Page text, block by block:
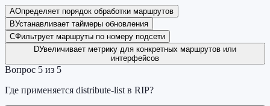
AОпределяет порядок обработки маршрутов
BУстанавливает таймеры обновления
CФильтрует маршруты по номеру подсети
DУвеличивает метрику для конкретных маршрутов или
интерфейсов
Вопрос 5 из 5
Где применяется distribute-list в RIP?